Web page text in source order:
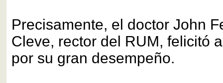
Precisamente, el doctor John
Cleve, rector del RUM, felicitó
por su gran desempeño.